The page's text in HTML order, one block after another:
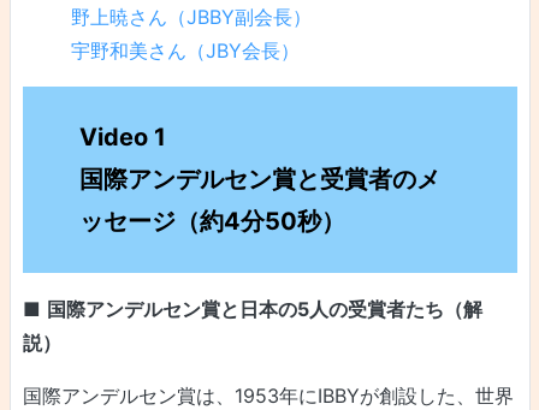
野上暁さん（JBBY副会長）
宇野和美さん（JBY会長）
Video 1
国際アンデルセン賞と受賞者のメ
ッセージ（約4分50秒）
■ 国際アンデルセン賞と日本の5人の受賞者たち（解
説）
国際アンデルセン賞は、1953年にIBBYが創設した、世界